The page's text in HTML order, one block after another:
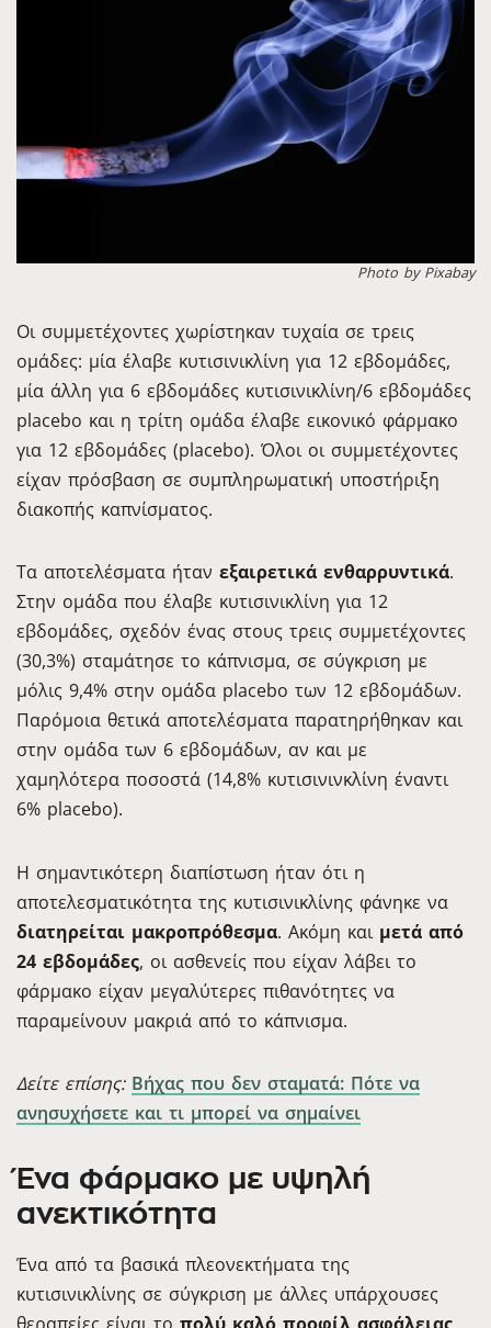
Photo by Pixabay
Οι συμμετέχοντες χωρίστηκαν τυχαία σε τρεις
ομάδες: μία έλαβε κυτισινικλίνη για 12 εβδομάδες,
μία άλλη για 6 εβδομάδες κυτισινικλίνη/6 εβδομάδες
placebo και η τρίτη ομάδα έλαβε εικονικό φάρμακο
για 12 εβδομάδες (placebo). Όλοι οι συμμετέχοντες
είχαν πρόσβαση σε συμπληρωματική υποστήριξη
διακοπής καπνίσματος.
Τα αποτελέσματα ήταν εξαιρετικά ενθαρρυντικά.
Στην ομάδα που έλαβε κυτισινικλίνη για 12
εβδομάδες, σχεδόν ένας στους τρεις συμμετέχοντες
(30,3%) σταμάτησε το κάπνισμα, σε σύγκριση με
μόλις 9,4% στην ομάδα placebo των 12 εβδομάδων.
Παρόμοια θετικά αποτελέσματα παρατηρήθηκαν και
στην ομάδα των 6 εβδομάδων, αν και με
χαμηλότερα ποσοστά (14,8% κυτισινινκλίνη έναντι
6% placebo).
Η σημαντικότερη διαπίστωση ήταν ότι η
αποτελεσματικότητα της κυτισινικλίνης φάνηκε να
διατηρείται μακροπρόθεσμα. Ακόμη και μετά από
24 εβδομάδες, οι ασθενείς που είχαν λάβει το
φάρμακο είχαν μεγαλύτερες πιθανότητες να
παραμείνουν μακριά από το κάπνισμα.
Δείτε επίσης: Βήχας που δεν σταματά: Πότε να
ανησυχήσετε και τι μπορεί να σημαίνει
Ένα φάρμακο με υψηλή
ανεκτικότητα
Ένα από τα βασικά πλεονεκτήματα της
κυτισινικλίνης σε σύγκριση με άλλες υπάρχουσες
θεραπείες είναι το πολύ καλό προφίλ ασφάλειας